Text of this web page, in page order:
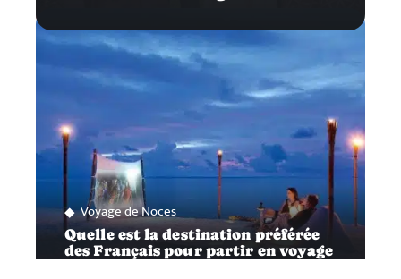
Voyage de Noces
Quelle est la destination préférée
des Français pour partir en voyage